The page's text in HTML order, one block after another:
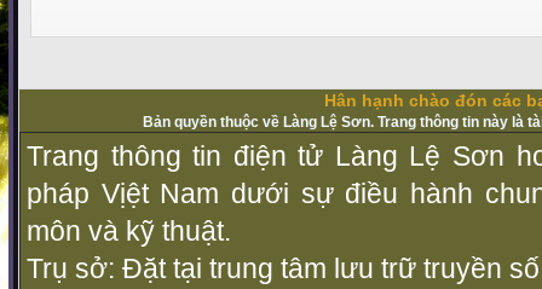
Hân hạnh chào đón các
Bản quyền thuộc về Làng Lệ Sơn. Trang thông tin này là
Trang thông tin điện tử Làng Lệ Sơn
pháp Vịệt Nam dưới sự điều hành
môn và kỹ thuật.
Trụ sở: Đặt tại trung tâm lưu trữ truyền